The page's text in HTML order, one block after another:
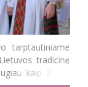
tarptautiniame
tradicinę
kaip 2 000